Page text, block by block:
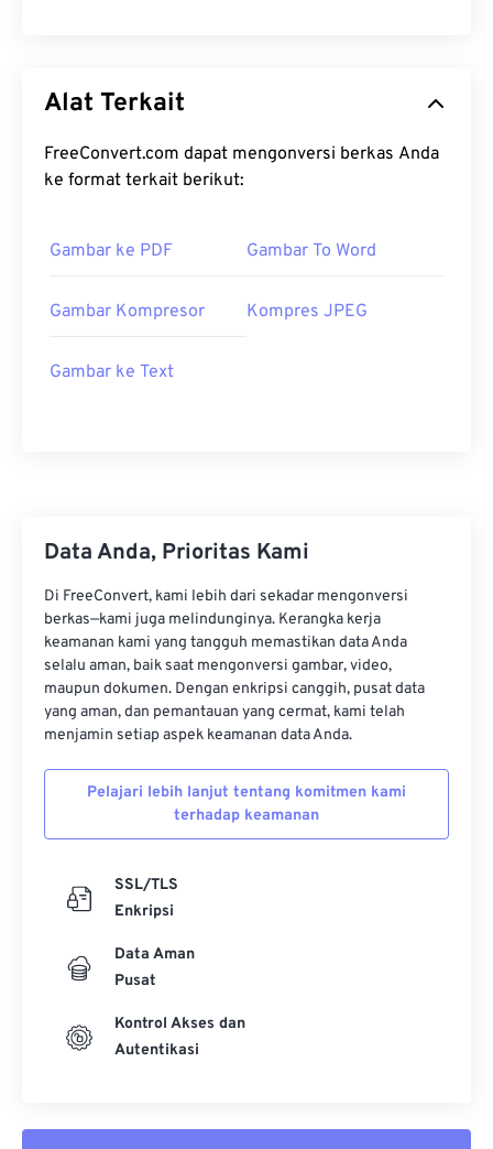
Alat Terkait
FreeConvert.com dapat mengonversi berkas Anda
ke format terkait berikut:
Gambar ke PDF Gambar To Word
Gambar Kompresor Kompres JPEG
Gambar ke Text
Data Anda, Prioritas Kami
Di FreeConvert, kami lebih dari sekadar mengonversi
berkas—kami juga melindunginya. Kerangka kerja
keamanan kami yang tangguh memastikan data Anda
selalu aman, baik saat mengonversi gambar, video,
maupun dokumen. Dengan enkripsi canggih, pusat data
yang aman, dan pemantauan yang cermat, kami telah
menjamin setiap aspek keamanan data Anda.
Pelajari lebih lanjut tentang komitmen kami
terhadap keamanan
SSL/TLS
Enkripsi
Data Aman
Pusat
Kontrol Akses dan
Autentikasi